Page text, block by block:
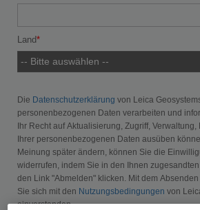
Land
Die Datenschutzerklärung von Leica
personenbezogenen Daten verarbeiten und
Ihr Recht auf Aktualisierung, Zugriff,
Ihrer personenbezogenen Daten ausüben
Meinung später ändern, können Sie die
widerrufen, indem Sie in den Ihnen
den Link "Abmelden" klicken. Mit dem
Sie sich mit den Nutzungsbedingungen von
einverstanden.